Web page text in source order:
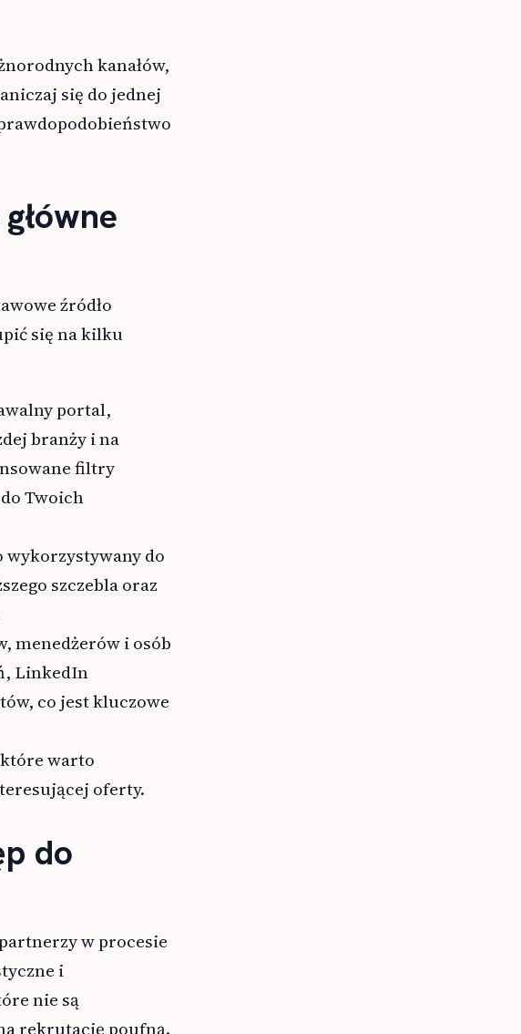
kanałów,
się do jednej
źródło
się na kilku
portal,
branży i na
filtry
Twoich
wykorzystywany do
szczebla oraz
menedżerów i osób
LinkedIn
co jest kluczowe
warto
oferty.
do
w procesie
i
nie są
rekrutację poufną.